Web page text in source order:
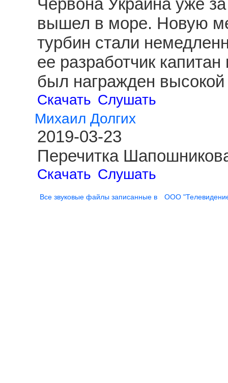
Червона Украина уже
вышел в море. Новую
турбин стали
ее разработчик
был награжден
Скачать Слушать
Михаил Долгих
2019-03-23
Перечитка
Скачать Слушать
Все звуковые файлы записанные в ООО